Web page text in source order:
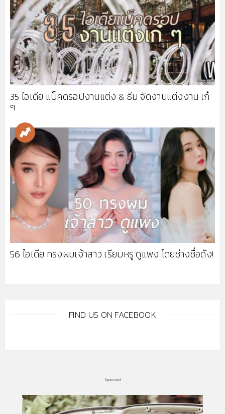
35 ไอเดีย แบ็คดรอปงานแต่ง & ธีม จัดงานแต่งงาน เก๋
ๆ
56 ไอเดีย ทรงผมเจ้าสาว เรียบหรู ดูแพง โดยช่างชื่อดัง!
FIND US ON FACEBOOK
Sponsored